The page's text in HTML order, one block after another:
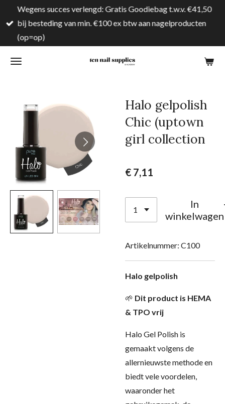
direct
naar
hoofdinhoud
Wegens succes verlengd: Gratis Goodiebag t.w.v. €41,50
bij besteding van min. €100 ex btw aan nagelproducten
(op=op)
Halo gelpolish
Chic (uptown
girl collection
€ 7,11
In
winkelwagen
Artikelnummer: C100
Halo gelpolish
🌱 Dit product is HEMA
& TPO vrij
Halo Gel Polish is
gemaakt volgens de
allernieuwste methode en
biedt vele voordelen,
waaronder het